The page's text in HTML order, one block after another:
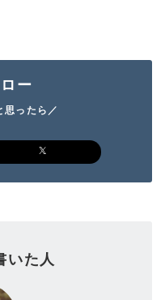
ー
思ったら／
いた人